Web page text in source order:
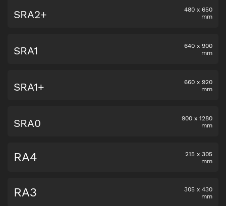
SRA2+ 480 x 650
mm
SRA1 640 x 900
mm
SRA1+ 660 x 920
mm
SRA0 900 x 1280
mm
RA4 215 x 305
mm
RA3 305 x 430
mm